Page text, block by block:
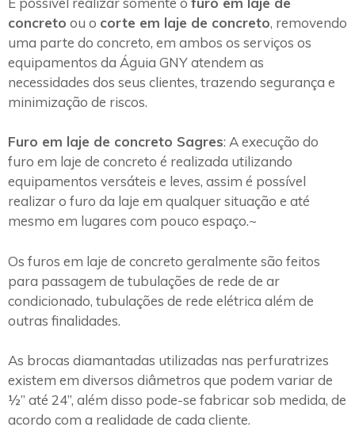
concreto ou o corte em laje de concreto, removendo
uma parte do concreto, em ambos os serviços os
equipamentos da Águia GNY atendem as
necessidades dos seus clientes, trazendo segurança e
minimização de riscos.
Furo em laje de concreto Sagres: A execução do
furo em laje de concreto é realizada utilizando
equipamentos versáteis e leves, assim é possível
realizar o furo da laje em qualquer situação e até
mesmo em lugares com pouco espaço.~
Os furos em laje de concreto geralmente são feitos
para passagem de tubulações de rede de ar
condicionado, tubulações de rede elétrica além de
outras finalidades.
As brocas diamantadas utilizadas nas perfuratrizes
existem em diversos diâmetros que podem variar de
½” até 24”, além disso pode-se fabricar sob medida, de
acordo com a realidade de cada cliente.